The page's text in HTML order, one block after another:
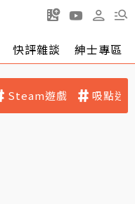
快評雜談 紳士專區
Steam遊戲 吸點迷